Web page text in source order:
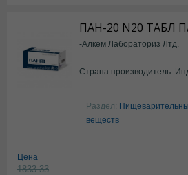
ПАН-20 N20 ТАБЛ
-Алкем Лабораториз Лтд.
Страна производитель:
Раздел:
веществ
Цена
1833.33